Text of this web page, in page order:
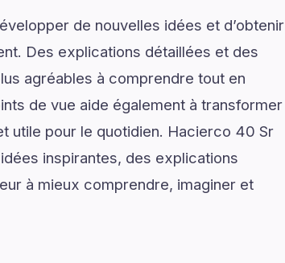
de nouvelles idées et d’obtenir
Des explications détaillées et des
agréables à comprendre tout en
de vue aide également à transformer
utile pour le quotidien. Hacierco 40 Sr
inspirantes, des explications
à mieux comprendre, imaginer et